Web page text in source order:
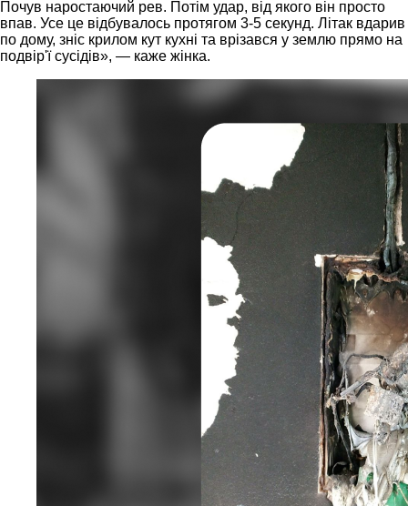
Почув наростаючий рев. Потім удар, від якого він просто
впав. Усе це відбувалось протягом 3-5 секунд. Літак вдарив
по дому, зніс крилом кут кухні та врізався у землю прямо на
подвір'ї сусідів», — каже жінка.